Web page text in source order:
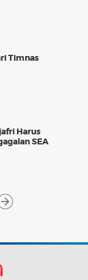
Timnas
Harus
SEA